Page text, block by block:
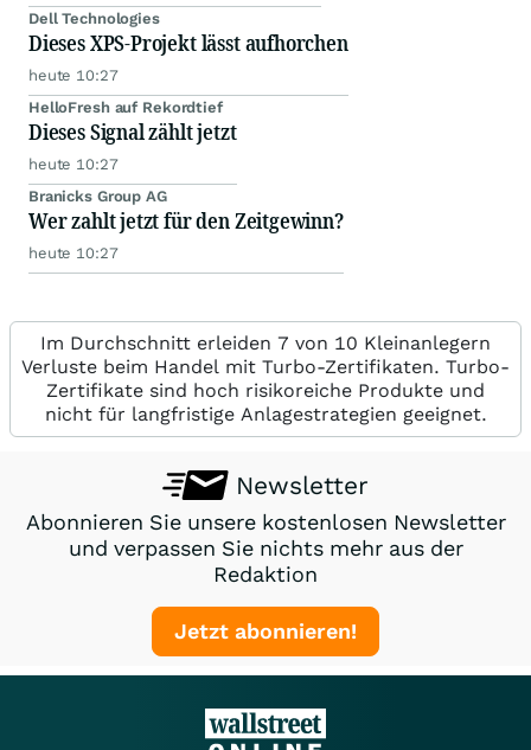
Dell Technologies
Dieses XPS-Projekt lässt aufhorchen
heute 10:27
HelloFresh auf Rekordtief
Dieses Signal zählt jetzt
heute 10:27
Branicks Group AG
Wer zahlt jetzt für den Zeitgewinn?
heute 10:27
Im Durchschnitt erleiden 7 von 10 Kleinanlegern
Verluste beim Handel mit Turbo-Zertifikaten. Turbo-
Zertifikate sind hoch risikoreiche Produkte und
nicht für langfristige Anlagestrategien geeignet.
Newsletter
Abonnieren Sie unsere kostenlosen Newsletter
und verpassen Sie nichts mehr aus der
Redaktion
Jetzt abonnieren!